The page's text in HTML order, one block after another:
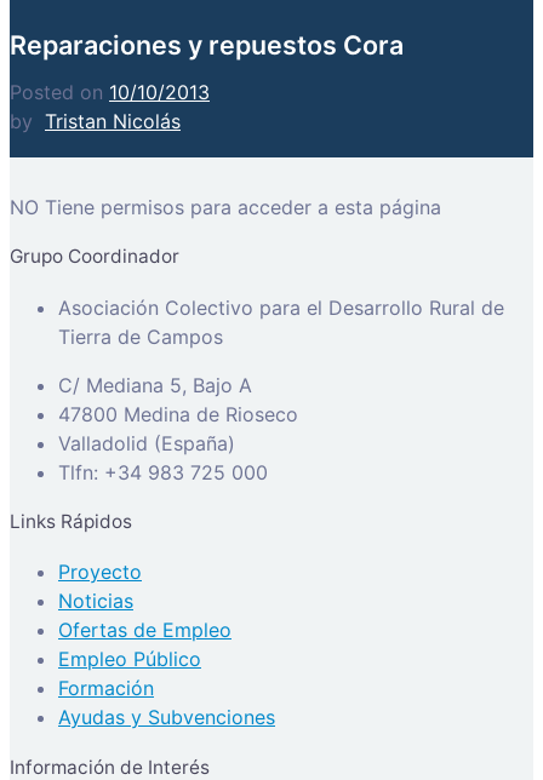
Reparaciones y repuestos Cora
Posted on 10/10/2013
by Tristan Nicolás
NO Tiene permisos para acceder a esta página
Grupo Coordinador
Asociación Colectivo para el Desarrollo Rural de
Tierra de Campos
C/ Mediana 5, Bajo A
47800 Medina de Rioseco
Valladolid (España)
Tlfn: +34 983 725 000
Links Rápidos
Proyecto
Noticias
Ofertas de Empleo
Empleo Público
Formación
Ayudas y Subvenciones
Información de Interés